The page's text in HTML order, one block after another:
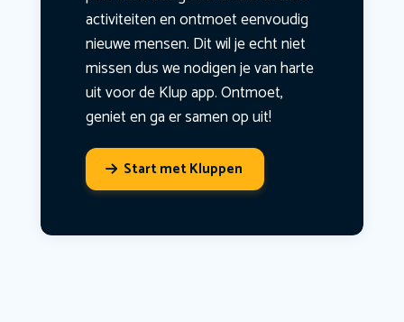
activiteiten en ontmoet eenvoudig
nieuwe mensen. Dit wil je echt niet
missen dus we nodigen je van harte
uit voor de Klup app. Ontmoet,
geniet en ga er samen op uit!
Start met Kluppen